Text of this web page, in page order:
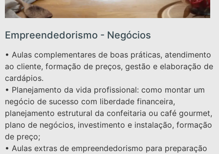
Empreendedorismo - Negócios
• Aulas complementares de boas práticas, atendimento
ao cliente, formação de preços, gestão e elaboração de
cardápios.
• Planejamento da vida profissional: como montar um
negócio de sucesso com liberdade financeira,
planejamento estrutural da confeitaria ou café gourmet,
plano de negócios, investimento e instalação, formação
de preço;
• Aulas extras de empreendedorismo para preparação